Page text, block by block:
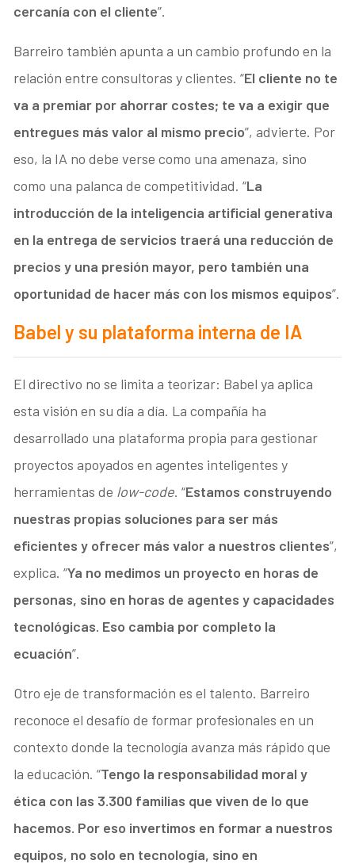
cercanía con el cliente”.
Barreiro también apunta a un cambio profundo en la
relación entre consultoras y clientes. “El cliente no te
va a premiar por ahorrar costes; te va a exigir que
entregues más valor al mismo precio”, advierte. Por
eso, la IA no debe verse como una amenaza, sino
como una palanca de competitividad. “La
introducción de la inteligencia artificial generativa
en la entrega de servicios traerá una reducción de
precios y una presión mayor, pero también una
oportunidad de hacer más con los mismos equipos”.
Babel y su plataforma interna de IA
El directivo no se limita a teorizar: Babel ya aplica
esta visión en su día a día. La compañía ha
desarrollado una plataforma propia para gestionar
proyectos apoyados en agentes inteligentes y
herramientas de low-code. “Estamos construyendo
nuestras propias soluciones para ser más
eficientes y ofrecer más valor a nuestros clientes”,
explica. “Ya no medimos un proyecto en horas de
personas, sino en horas de agentes y capacidades
tecnológicas. Eso cambia por completo la
ecuación”.
Otro eje de transformación es el talento. Barreiro
reconoce el desafío de formar profesionales en un
contexto donde la tecnología avanza más rápido que
la educación. “Tengo la responsabilidad moral y
ética con las 3.300 familias que viven de lo que
hacemos. Por eso invertimos en formar a nuestros
equipos, no solo en tecnología, sino en